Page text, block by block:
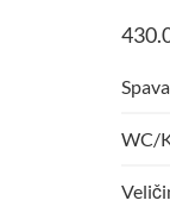
WC/